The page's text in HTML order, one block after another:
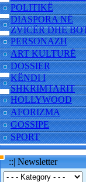
POLITIKË
DIASPORA NË
ZVICËR DHE
PERSONAZH
ART KULTURË
DOSSIER
KËNDI I
SHKRIMTARIT
HOLLYWOOD
AFORIZMA
GOSSIPE
SPORT
::| Newsletter